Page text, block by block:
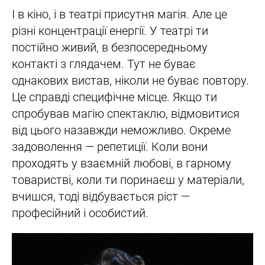
І в кіно, і в театрі присутня магія. Але це
різні концентрації енергії. У театрі ти
постійно живий, в безпосередньому
контакті з глядачем. Тут не буває
однакових вистав, ніколи не буває повтору.
Це справді специфічне місце. Якщо ти
спробував магію спектаклю, відмовитися
від цього назавжди неможливо. Окреме
задоволення — репетиції. Коли вони
проходять у взаємній любові, в гарному
товаристві, коли ти поринаєш у матеріали,
вчишся, тоді відбувається ріст —
професійний і особистий.